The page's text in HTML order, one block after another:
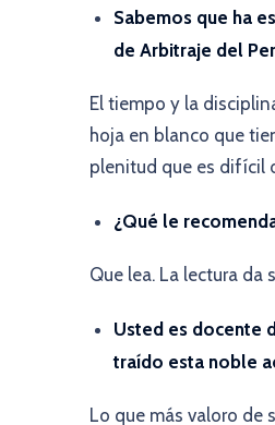
Sabemos que ha
de Arbitraje del
El tiempo y la
hoja en blanco que
plenitud que es difícil
¿Qué le
Que lea. La lectura da
Usted es docente
traído esta noble
Lo que más valoro de